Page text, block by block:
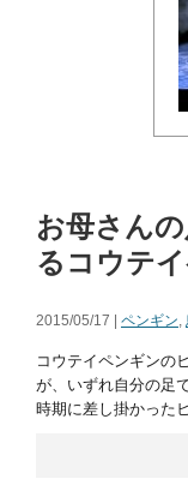
お母さん
るコウテ
2015/05/17 | ペンギン,
コウテイペンギンの
が、いずれ自分の足
時期に差し掛かった